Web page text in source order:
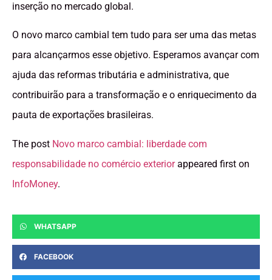
inserção no mercado global.
O novo marco cambial tem tudo para ser uma das metas
para alcançarmos esse objetivo. Esperamos avançar com
ajuda das reformas tributária e administrativa, que
contribuirão para a transformação e o enriquecimento da
pauta de exportações brasileiras.
The post Novo marco cambial: liberdade com
responsabilidade no comércio exteriorappeared first on
InfoMoney.
WHATSAPP
FACEBOOK